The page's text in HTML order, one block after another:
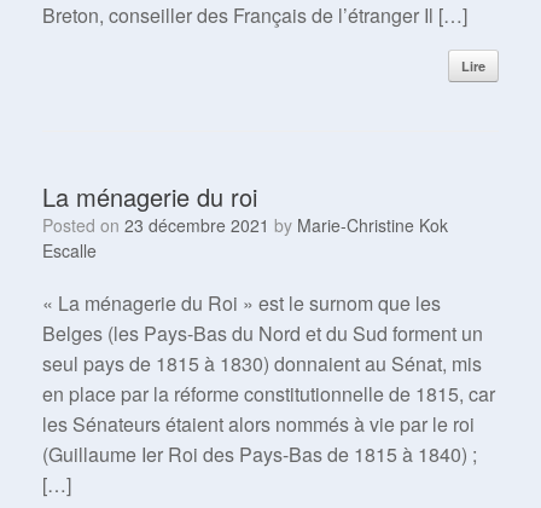
Breton, conseiller des Français de l’étranger Il […]
Lire
La ménagerie du roi
Posted on 23 décembre 2021 by Marie-Christine Kok
Escalle
« La ménagerie du Roi » est le surnom que les
Belges (les Pays-Bas du Nord et du Sud forment un
seul pays de 1815 à 1830) donnaient au Sénat, mis
en place par la réforme constitutionnelle de 1815, car
les Sénateurs étaient alors nommés à vie par le roi
(Guillaume Ier Roi des Pays-Bas de 1815 à 1840) ;
[…]